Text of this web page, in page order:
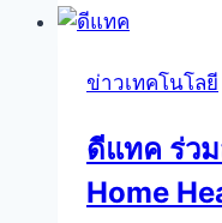
ข่าวเทคโนโลยี
ดีแทค ร่ว
Home